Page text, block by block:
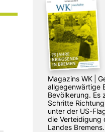
Magazins WK |
allgegenwärtige
Bevölkerung. Es
Schritte
unter der US-
die Verteidigung
Landes Bremens.